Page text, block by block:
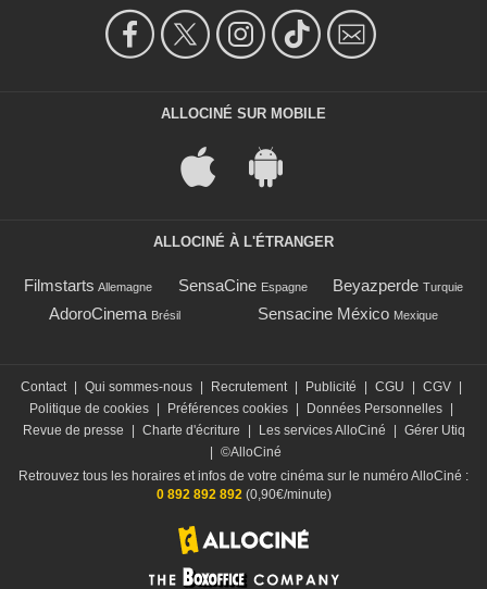
ALLOCINÉ SUR MOBILE
ALLOCINÉ À L'ÉTRANGER
Filmstarts Allemagne SensaCine Espagne Beyazperde Turquie
AdoroCinema Brésil Sensacine México Mexique
Contact | Qui sommes-nous | Recrutement | Publicité | CGU | CGV |
Politique de cookies | Préférences cookies | Données Personnelles |
Revue de presse
| Charte d'écriture | Les services AlloCiné | Gérer Utiq
| ©AlloCiné
Retrouvez tous les horaires et infos de votre cinéma sur le numéro AlloCiné :
0 892 892 892 (0,90€/minute)